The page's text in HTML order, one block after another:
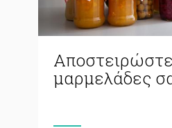
μαρμελάδες